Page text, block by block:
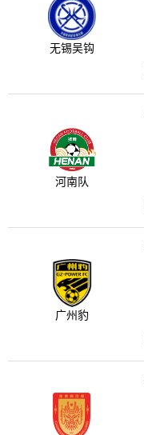
无锡吴钩
河南队
广州豹